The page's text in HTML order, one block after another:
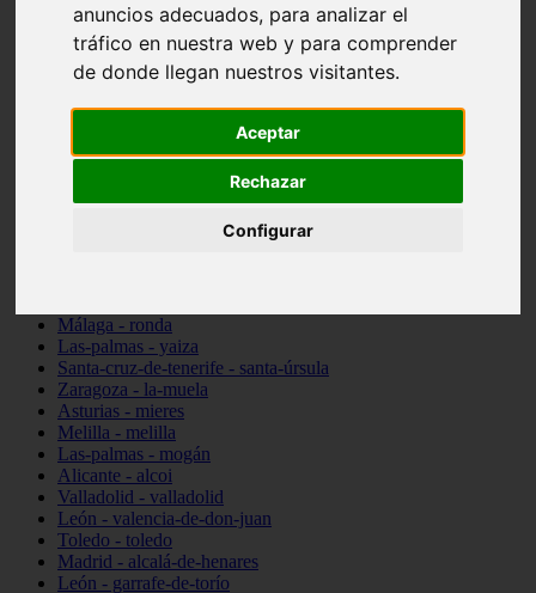
anuncios adecuados, para analizar el
tráfico en nuestra web y para comprender
de donde llegan nuestros visitantes.
Aceptar
Rechazar
Configurar
álava - vitoria-gasteiz
Málaga - marbella
Zaragoza - zaragoza
Barcelona - barcelona
Valencia - valencia
Toledo - seseña
Cantabria - val-de-san-vicente
Málaga - ronda
Las-palmas - yaiza
Santa-cruz-de-tenerife - santa-úrsula
Zaragoza - la-muela
Asturias - mieres
Melilla - melilla
Las-palmas - mogán
Alicante - alcoi
Valladolid - valladolid
León - valencia-de-don-juan
Toledo - toledo
Madrid - alcalá-de-henares
León - garrafe-de-torío